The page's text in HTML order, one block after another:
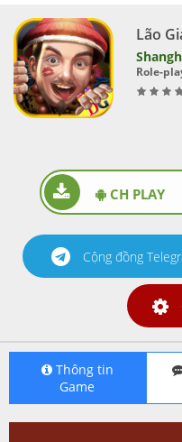
Lão
Role-
CH PLAY
Cộng đồng
Thông tin
Game